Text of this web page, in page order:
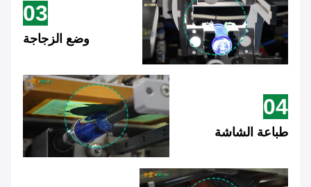
03
وضع الزجاجة
04
طباعة الشاشة